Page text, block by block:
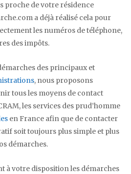
proche de votre résidence
a déjà réalisé cela pour
les numéros de téléphone,
des impôts.
des principaux et
, nous proposons
tous les moyens de contact
les services des prud’homme
en France afin que de contacter
soit toujours plus simple et plus
démarches.
à votre disposition les démarches